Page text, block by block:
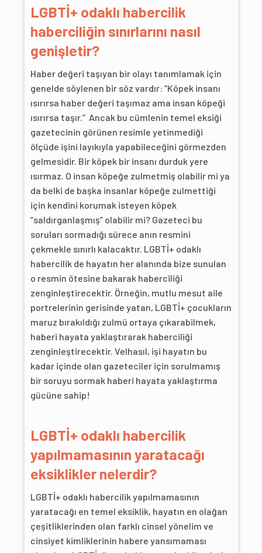
LGBTİ+ odaklı habercilik
haberciliğin sınırlarını nasıl
genişletir?
Haber değeri taşıyan bir olayı tanımlamak için
genelde söylenen bir söz vardır: “Köpek insanı
ısırırsa haber değeri taşımaz ama insan köpeği
ısırırsa taşır.” Ancak bu cümlenin temel eksiği
gazetecinin görünen resimle yetinmediği
ölçüde işini layıkıyla yapabileceğini görmezden
gelmesidir. Bir köpek bir insanı durduk yere
ısırmaz. O insan köpeğe zulmetmiş olabilir mi ya
da belki de başka insanlar köpeğe zulmettiği
için kendini korumak isteyen köpek
“saldırganlaşmış” olabilir mi? Gazeteci bu
soruları sormadığı sürece anın resmini
çekmekle sınırlı kalacaktır. LGBTİ+ odaklı
habercilik de hayatın her alanında bize sunulan
o resmin ötesine bakarak haberciliği
zenginleştirecektir. Örneğin, mutlu mesut aile
portrelerinin gerisinde yatan, LGBTİ+ çocukların
maruz bırakıldığı zulmü ortaya çıkarabilmek,
haberi hayata yaklaştırarak haberciliği
zenginleştirecektir. Velhasıl, işi hayatın bu
kadar içinde olan gazeteciler için sorulmamış
bir soruyu sormak haberi hayata yaklaştırma
gücüne sahip!
LGBTİ+ odaklı habercilik
yapılmamasının yaratacağı
eksiklikler nelerdir?
LGBTİ+ odaklı habercilik yapılmamasının
yaratacağı en temel eksiklik, hayatın en olağan
çeşitliklerinden olan farklı cinsel yönelim ve
cinsiyet kimliklerinin habere yansımaması